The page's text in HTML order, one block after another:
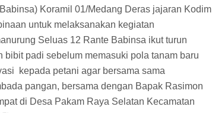
Koramil 01/Medang Deras jajaran Kodim
untuk melaksanakan kegiatan
Seluas 12 Rante Babinsa ikut turun
padi sebelum memasuki pola tanam baru
kepada petani agar bersama sama
pangan, bersama dengan Bapak Rasimon
di Desa Pakam Raya Selatan Kecamatan